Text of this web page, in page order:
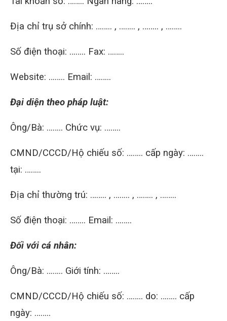
Địa chỉ trụ sở chính: …….. , …….. , …….. , ……..
Số điện thoại: …….. Fax: ……..
Website: …….. Email: ……..
Đại diện theo pháp luật:
Ông/Bà: …….. Chức vụ: ……..
CMND/CCCD/Hộ chiếu số: …….. cấp ngày: ……..
tại: ……..
Địa chỉ thường trú: …….. , …….. , …….. , ……..
Số điện thoại: …….. Email: ……..
Đối với cá nhân:
Ông/Bà: …….. Giới tính: ……..
CMND/CCCD/Hộ chiếu số: …….. do: …….. cấp
ngày: ……..